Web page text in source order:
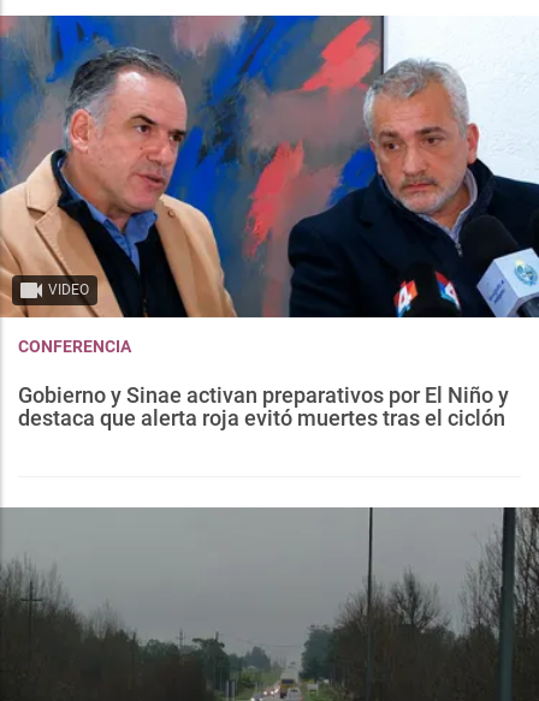
VIDEO
CONFERENCIA
Gobierno y Sinae activan preparativos por El Niño y
destaca que alerta roja evitó muertes tras el ciclón